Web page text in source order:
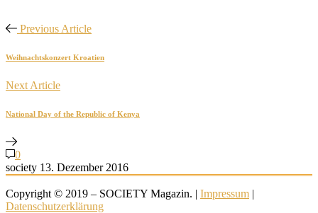
Previous Article
Weihnachtskonzert Kroatien
Next Article
National Day of the Republic of Kenya
0
society 13. Dezember 2016
Copyright © 2019 – SOCIETY Magazin. | Impressum |
Datenschutzerklärung